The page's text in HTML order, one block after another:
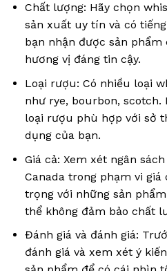
Chất lượng: Hãy chọn
sản xuất uy tín và có
bạn nhận được sản phẩm
hương vị đáng tin cậy.
Loại rượu: Có nhiều loại
như rye, bourbon,
loại rượu phù hợp với sở
dụng của bạn.
Giá cả: Xem xét ngân
Canada trong phạm vi giá
trọng với những sản
thể không đảm bảo chất
Đánh giá và đánh giá:
đánh giá và xem xét ý